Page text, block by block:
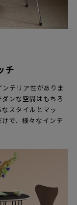
チ
テリア性がありま
ンな空間はもちろ
スタイルとマッ
で、様々なインテ